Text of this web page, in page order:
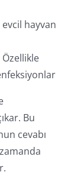
hayvan
Özellikle
Bu
cevabı